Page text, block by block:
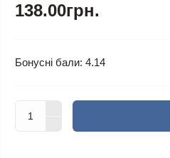
138.00грн.
Бонусні бали: 4.14